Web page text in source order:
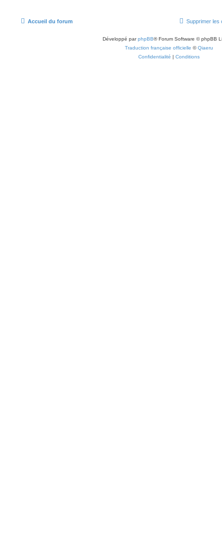
Accueil du forum Supprimer les
Développé parphpBB® Forum Software © phpBB
Traduction française officielle ©Qiaeru
Confidentialité | Conditions